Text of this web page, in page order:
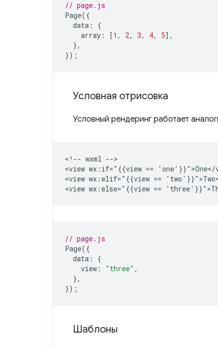
// page.js
Page({
data :
{
array : [1 , 2, 3, 4, 5],
},
});
Условная отрисовка
Условный рендеринг работает
<!-- wxml -->
<view wx:if="{{view == 'one'}}">One</
<view wx:elif="{{view ==
// page.js
Page({
data :
{
view : "three" ,
},
});
Шаблоны